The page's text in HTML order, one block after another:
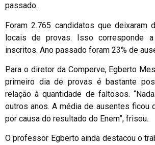
passado.
Foram 2.765 candidatos que deixaram
locais de provas. Isso corresponde
inscritos. Ano passado foram 23% de
Para o diretor da Comperve, Egberto
primeiro dia de provas é bastante
relação à quantidade de faltosos.
outros anos. A média de ausentes ficou
por causa do resultado do Enem”, frisou.
O professor Egberto ainda destacou o